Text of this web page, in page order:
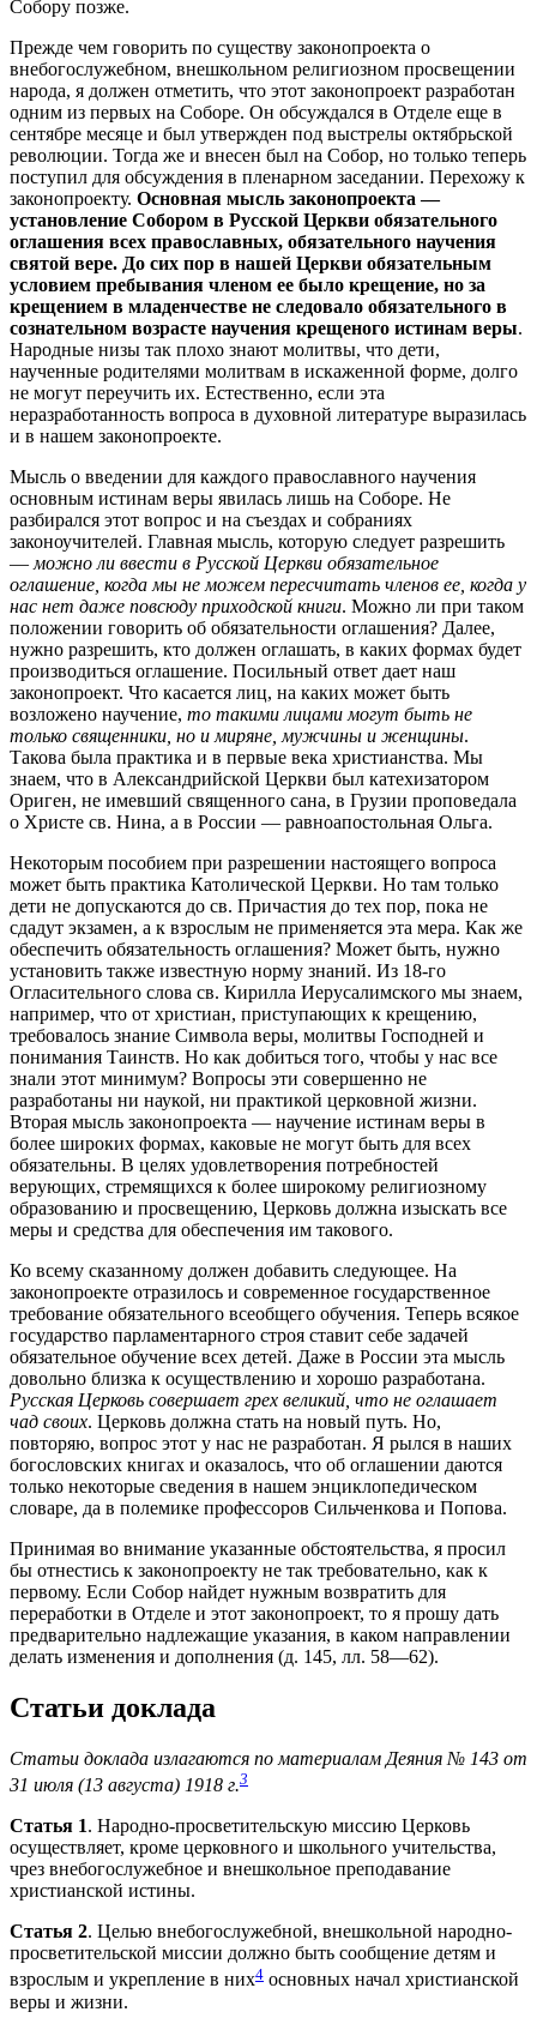
Собору позже.
Прежде чем говорить по существу законопроекта о
внебогослужебном, внешкольном религиозном просвещении
народа, я должен отметить, что этот законопроект разработан
одним из первых на Соборе. Он обсуждался в Отделе еще в
сентябре месяце и был утвержден под выстрелы октябрьской
революции. Тогда же и внесен был на Собор, но только теперь
поступил для обсуждения в пленарном заседании. Перехожу к
законопроекту. Основная мысль законопроекта —
установление Собором в Русской Церкви обязательного
оглашения всех православных, обязательного научения
святой вере. До сих пор в нашей Церкви обязательным
условием пребывания членом ее было крещение, но за
крещением в младенчестве не следовало обязательного в
сознательном возрасте научения крещеного истинам веры.
Народные низы так плохо знают молитвы, что дети,
наученные родителями молитвам в искаженной форме, долго
не могут переучить их. Естественно, если эта
неразработанность вопроса в духовной литературе выразилась
и в нашем законопроекте.
Мысль о введении для каждого православного научения
основным истинам веры явилась лишь на Соборе. Не
разбирался этот вопрос и на съездах и собраниях
законоучителей. Главная мысль, которую следует разрешить
— можно ли ввести в Русской Церкви обязательное
оглашение, когда мы не можем пересчитать членов ее, когда у
нас нет даже повсюду приходской книги. Можно ли при таком
положении говорить об обязательности оглашения? Далее,
нужно разрешить, кто должен оглашать, в каких формах будет
производиться оглашение. Посильный ответ дает наш
законопроект. Что касается лиц, на каких может быть
возложено научение, то такими лицами могут быть не
только священники, но и миряне, мужчины и женщины.
Такова была практика и в первые века христианства. Мы
знаем, что в Александрийской Церкви был катехизатором
Ориген, не имевший священного сана, в Грузии проповедала
о Христе св. Нина, а в России — равноапостольная Ольга.
Некоторым пособием при разрешении настоящего вопроса
может быть практика Католической Церкви. Но там только
дети не допускаются до св. Причастия до тех пор, пока не
сдадут экзамен, а к взрослым не применяется эта мера. Как же
обеспечить обязательность оглашения? Может быть, нужно
установить также известную норму знаний. Из 18-го
Огласительного слова св. Кирилла Иерусалимского мы знаем,
например, что от христиан, приступающих к крещению,
требовалось знание Символа веры, молитвы Господней и
понимания Таинств. Но как добиться того, чтобы у нас все
знали этот минимум? Вопросы эти совершенно не
разработаны ни наукой, ни практикой церковной жизни.
Вторая мысль законопроекта — научение истинам веры в
более широких формах, каковые не могут быть для всех
обязательны. В целях удовлетворения потребностей
верующих, стремящихся к более широкому религиозному
образованию и просвещению, Церковь должна изыскать все
меры и средства для обеспечения им такового.
Ко всему сказанному должен добавить следующее. На
законопроекте отразилось и современное государственное
требование обязательного всеобщего обучения. Теперь всякое
государство парламентарного строя ставит себе задачей
обязательное обучение всех детей. Даже в России эта мысль
довольно близка к осуществлению и хорошо разработана.
Русская Церковь совершает грех великий, что не оглашает
чад своих. Церковь должна стать на новый путь. Но,
повторяю, вопрос этот у нас не разработан. Я рылся в наших
богословских книгах и оказалось, что об оглашении даются
только некоторые сведения в нашем энциклопедическом
словаре, да в полемике профессоров Сильченкова и Попова.
Принимая во внимание указанные обстоятельства, я просил
бы отнестись к законопроекту не так требовательно, как к
первому. Если Собор найдет нужным возвратить для
переработки в Отделе и этот законопроект, то я прошу дать
предварительно надлежащие указания, в каком направлении
делать изменения и дополнения (д. 145, лл. 58—62).
Статьи доклада
Статьи доклада излагаются по материалам Деяния № 143 от
31 июля (13 августа) 1918 г.3
Статья 1. Народно-просветительскую миссию Церковь
осуществляет, кроме церковного и школьного учительства,
чрез внебогослужебное и внешкольное преподавание
христианской истины.
Статья 2. Целью внебогослужебной, внешкольной народно-
просветительской миссии должно быть сообщение детям и
взрослым и укрепление в них4 основных начал христианской
веры и жизни.